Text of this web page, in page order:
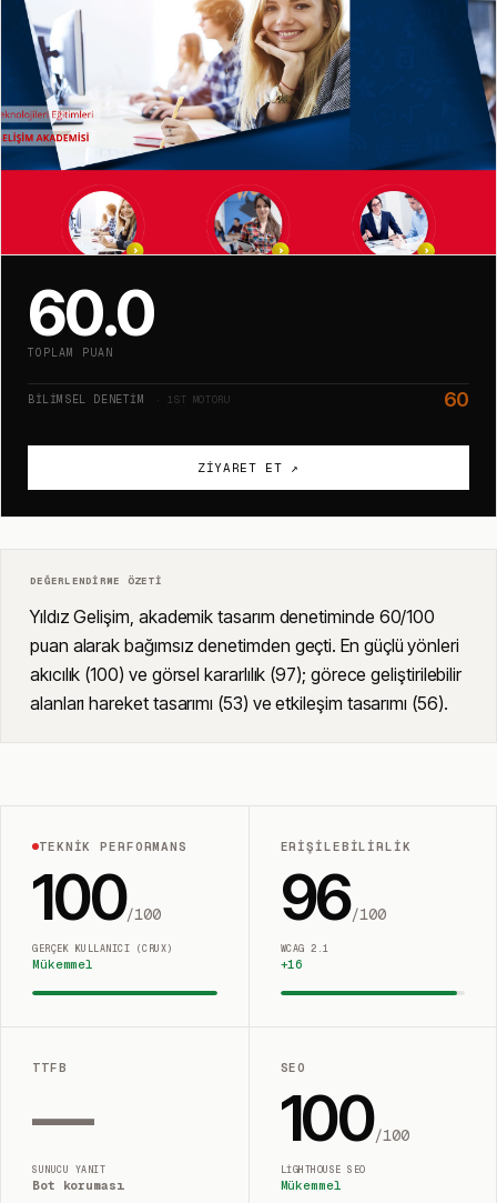
60.0
TOPLAM PUAN
BILIMSEL DENETIM · 1ST MOTORU 60
ZIYARET ET ↗
DEĞERLENDIRME ÖZETI
Yıldız Gelişim, akademik tasarım denetiminde 60/100
puan alarak bağımsız denetimden geçti. En güçlü yönleri
akıcılık (100) ve görsel kararlılık (97); görece geliştirilebilir
alanları hareket tasarımı (53) ve etkileşim tasarımı (56).
TEKNIK PERFORMANS
100/100
GERÇEK KULLANICI (CRUX)
Mükemmel
ERIŞILEBILIRLIK
96/100
WCAG 2.1
+16
TTFB
—
SUNUCU YANIT
Bot koruması
SEO
100/100
LIGHTHOUSE SEO
Mükemmel